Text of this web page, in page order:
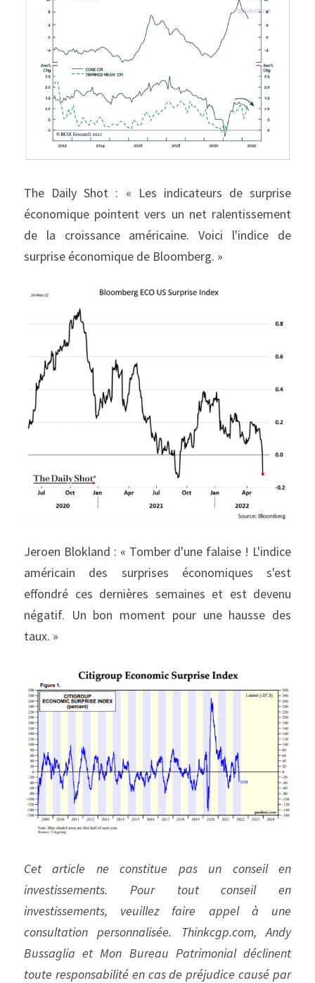
The Daily Shot : « Les indicateurs de surprise
économique pointent vers un net ralentissement
de la croissance américaine. Voici l'indice de
surprise économique de Bloomberg. »
Jeroen Blokland : « Tomber d'une falaise ! L'indice
américain des surprises économiques s'est
effondré ces dernières semaines et est devenu
négatif. Un bon moment pour une hausse des
taux. »
Cet article ne constitue pas un conseil en
investissements. Pour tout conseil en
investissements, veuillez faire appel à une
consultation personnalisée. Thinkcgp.com, Andy
Bussaglia et Mon Bureau Patrimonial déclinent
toute responsabilité en cas de préjudice causé par